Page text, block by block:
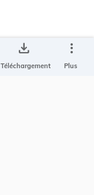
save_alt
Téléchargement
more_vert
Plus